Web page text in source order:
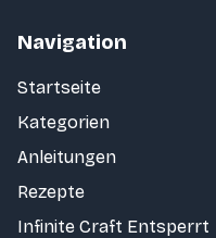
Navigation
Startseite
Kategorien
Anleitungen
Rezepte
Infinite Craft Entsperrt